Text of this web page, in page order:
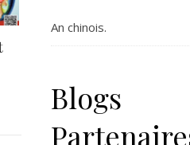
An chinois.
Blogs